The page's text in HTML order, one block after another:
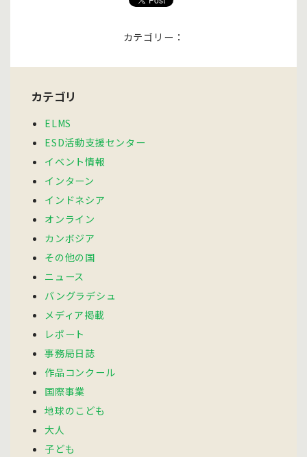
カテゴリー：
カテゴリ
ELMS
ESD活動支援センター
イベント情報
インターン
インドネシア
オンライン
カンボジア
その他の国
ニュース
バングラデシュ
メディア掲載
レポート
事務局日誌
作品コンクール
国際事業
地球のこども
大人
子ども